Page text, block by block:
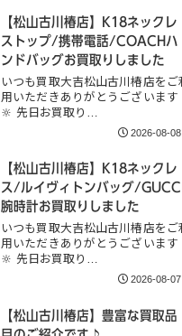
【松山古川椿店】K18ネックレ
ストップ/携帯電話/COACHハ
ンドバッグお買取りしました
いつも買取大吉松山古川椿店をご
用いただきありがとうございます
🔆 先日お買取り…
2026-08-08
【松山古川椿店】K18ネックレ
ス/ルイヴィトンバッグ/GUCCI
腕時計お買取りしました
いつも買取大吉松山古川椿店をご
用いただきありがとうございます
🔆 先日お買取り…
2026-08-07
【松山古川椿店】豊富な買取品